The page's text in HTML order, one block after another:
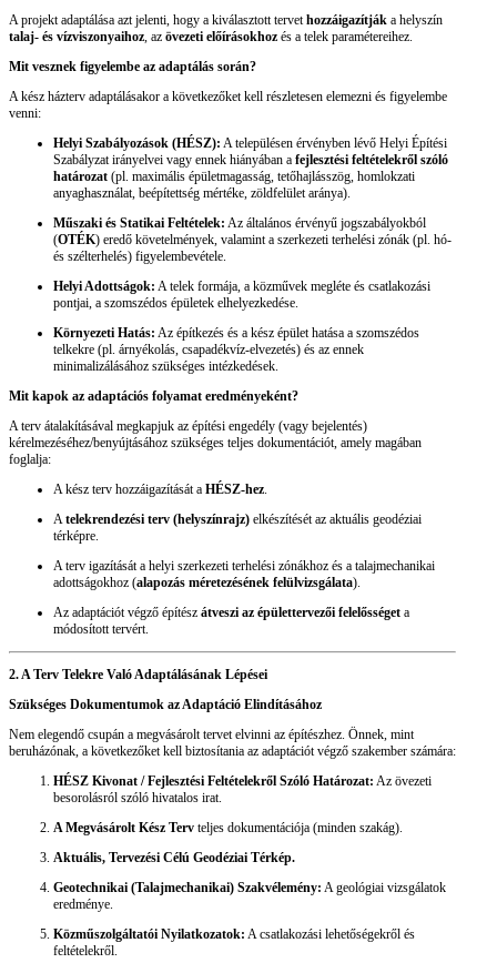
A projekt adaptálása azt jelenti, hogy a kiválasztott tervethozzáigazítják a helyszín
talaj- és vízviszonyaihoz, az övezeti előírásokhoz és a telek paramétereihez.
Mit vesznek figyelembe az adaptálás során?
A kész házterv adaptálásakor a következőket kell részletesen elemezni és figyelembe
venni:
Helyi Szabályozások (HÉSZ): A településen érvényben lévő Helyi Építési
Szabályzat irányelvei vagy ennek hiányában a fejlesztési feltételekről szóló
határozat (pl. maximális épületmagasság, tetőhajlásszög, homlokzati
anyaghasználat, beépítettség mértéke, zöldfelület aránya).
Műszaki és Statikai Feltételek: Az általános érvényű jogszabályokból
(OTÉK) eredő követelmények, valamint a szerkezeti terhelési zónák (pl. hó-
és szélterhelés) figyelembevétele.
Helyi Adottságok: A telek formája, a közművek megléte és csatlakozási
pontjai, a szomszédos épületek elhelyezkedése.
Környezeti Hatás: Az építkezés és a kész épület hatása a szomszédos
telkekre (pl. árnyékolás, csapadékvíz-elvezetés) és az ennek
minimalizálásához szükséges intézkedések.
Mit kapok az adaptációs folyamat eredményeként?
A terv átalakításával megkapjuk az építési engedély (vagy bejelentés)
kérelmezéséhez/benyújtásához szükséges teljes dokumentációt, amely magában
foglalja:
A kész terv hozzáigazítását a HÉSZ-hez.
Atelekrendezési terv (helyszínrajz) elkészítését az aktuális geodéziai
térképre.
A terv igazítását a helyi szerkezeti terhelési zónákhoz és a talajmechanikai
adottságokhoz (alapozás méretezésének felülvizsgálata).
Az adaptációt végző építész átveszi az épülettervezői felelősséget a
módosított tervért.
2. A Terv Telekre Való Adaptálásának Lépései
Szükséges Dokumentumok az Adaptáció Elindításához
Nem elegendő csupán a megvásárolt tervet elvinni az építészhez. Önnek, mint
beruházónak, a következőket kell biztosítania az adaptációt végző szakember számára:
HÉSZ Kivonat / Fejlesztési Feltételekről Szóló Határozat: Az övezeti
besorolásról szóló hivatalos irat.
A Megvásárolt Kész Terv teljes dokumentációja (minden szakág).
Aktuális, Tervezési Célú Geodéziai Térkép.
Geotechnikai (Talajmechanikai) Szakvélemény: A geológiai vizsgálatok
eredménye.
Közműszolgáltatói Nyilatkozatok: A csatlakozási lehetőségekről és
feltételekről.